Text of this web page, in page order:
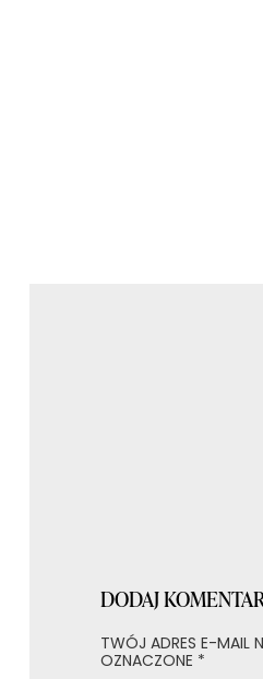
DODAJ
TWÓJ ADRES E-MAIL
OZNACZONE *